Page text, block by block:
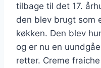
tilbage til det 17.
den blev brugt som
køkken. Den blev
og er nu en
retter. Creme